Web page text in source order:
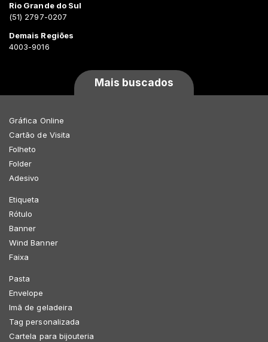
Rio Grande do Sul
(51) 2797-0207
Demais Regiões
4003-9016
Mais buscados
Gráfica Online
Cartão de Visita
Folheto
Folder
Adesivo
Etiqueta
Rótulo
Banner
Wind Banner
Faixa
Pasta
Envelope
Imã de geladeira
Tag personalizada
Cartela para bijouteria